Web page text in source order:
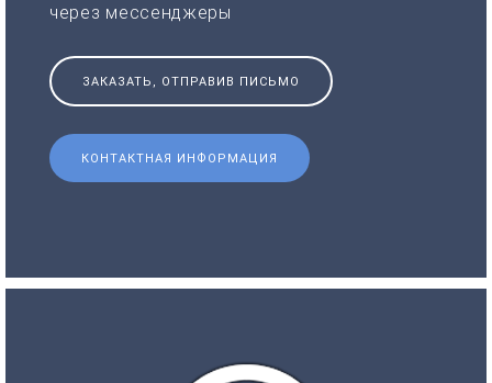
через мессенджеры
ЗАКАЗАТЬ, ОТПРАВИВ ПИСЬМО
КОНТАКТНАЯ ИНФОРМАЦИЯ